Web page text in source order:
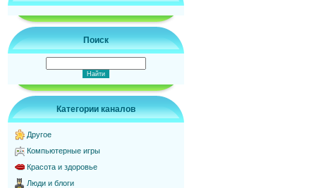
Поиск
Категории каналов
Другое
Компьютерные игры
Красота и здоровье
Люди и блоги